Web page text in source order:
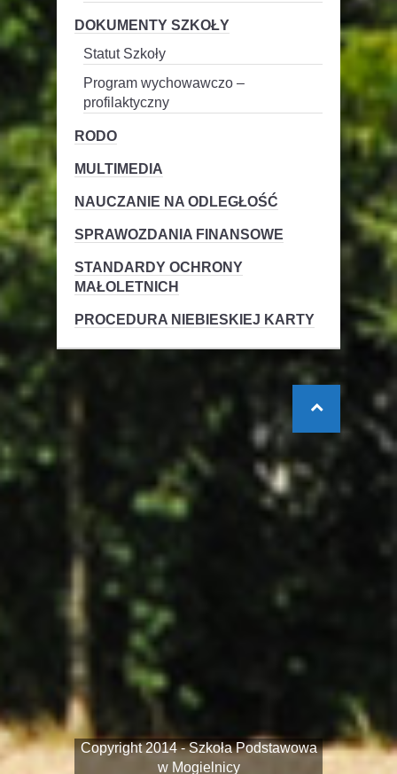
DOKUMENTY SZKOŁY
Statut Szkoły
Program wychowawczo –
profilaktyczny
RODO
MULTIMEDIA
NAUCZANIE NA ODLEGŁOŚĆ
SPRAWOZDANIA FINANSOWE
STANDARDY OCHRONY
MAŁOLETNICH
PROCEDURA NIEBIESKIEJ KARTY
Copyright 2014 - Szkoła Podstawowa
w Mogielnicy